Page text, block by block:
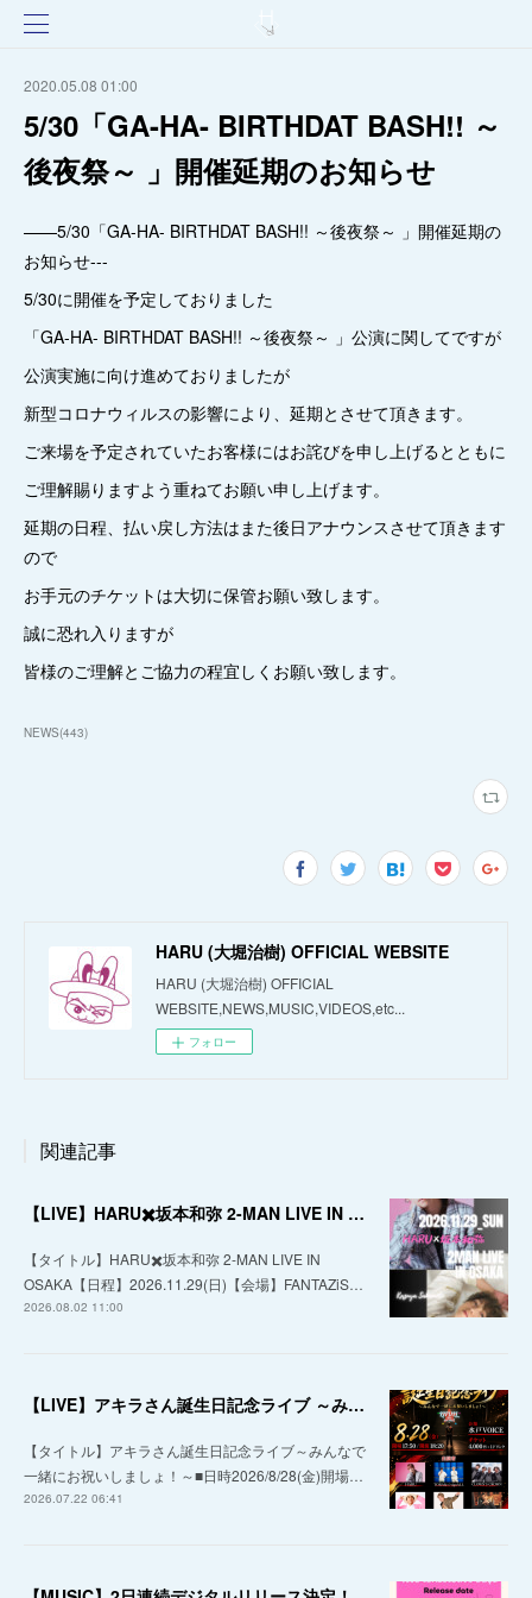
2020.05.08 01:00
5/30「GA-HA- BIRTHDAT BASH!! ～
後夜祭～ 」開催延期のお知らせ
——5/30「GA-HA- BIRTHDAT BASH!! ～後夜祭～ 」開催延期の
お知らせ---
5/30に開催を予定しておりました
「GA-HA- BIRTHDAT BASH!! ～後夜祭～ 」公演に関してですが
公演実施に向け進めておりましたが
新型コロナウィルスの影響により、延期とさせて頂きます。
ご来場を予定されていたお客様にはお詫びを申し上げるとともに
ご理解賜りますよう重ねてお願い申し上げます。
延期の日程、払い戻し方法はまた後日アナウンスさせて頂きます
ので
お手元のチケットは大切に保管お願い致します。
誠に恐れ入りますが
皆様のご理解とご協力の程宜しくお願い致します。
NEWS(443)
HARU (大堀治樹) OFFICIAL WEBSITE
HARU (大堀治樹) OFFICIAL
WEBSITE,NEWS,MUSIC,VIDEOS,etc...
フォロー
関連記事
【LIVE】HARU✖️坂本和弥 2-MAN LIVE IN OSAKA
【タイトル】HARU✖️坂本和弥 2-MAN LIVE IN
OSAKA【日程】2026.11.29(日)【会場】FANTAZiS…
2026.08.02 11:00
【LIVE】アキラさん誕生日記念ライブ ～みんなで一緒にお祝いしましょ！～
【タイトル】アキラさん誕生日記念ライブ～みんなで
一緒にお祝いしましょ！～■日時2026/8/28(金)開場…
2026.07.22 06:41